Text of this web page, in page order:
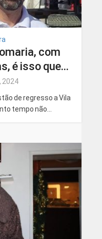
com
é isso que...
2024
de regresso a Vila
tempo não...